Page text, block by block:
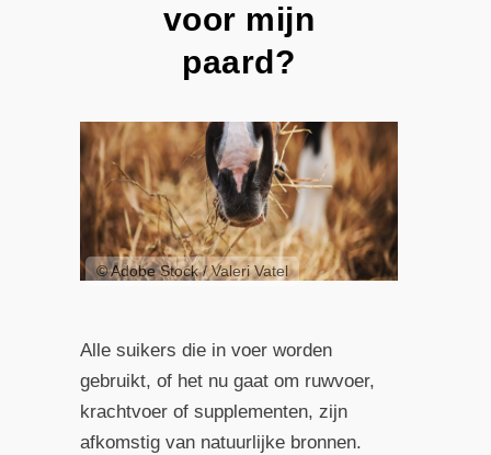
voor mijn
paard?
© Adobe Stock / Valeri Vatel
Alle suikers die in voer worden
gebruikt, of het nu gaat om ruwvoer,
krachtvoer of supplementen, zijn
afkomstig van natuurlijke bronnen.